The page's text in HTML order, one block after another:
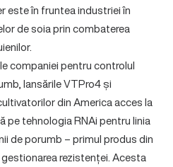
este în fruntea industriei în
de soia prin combaterea
companiei pentru controlul
lansările VTPro4 și
din America acces la
pe tehnologia RNAi pentru linia
de porumb – primul produs din
rezistenței. Acesta